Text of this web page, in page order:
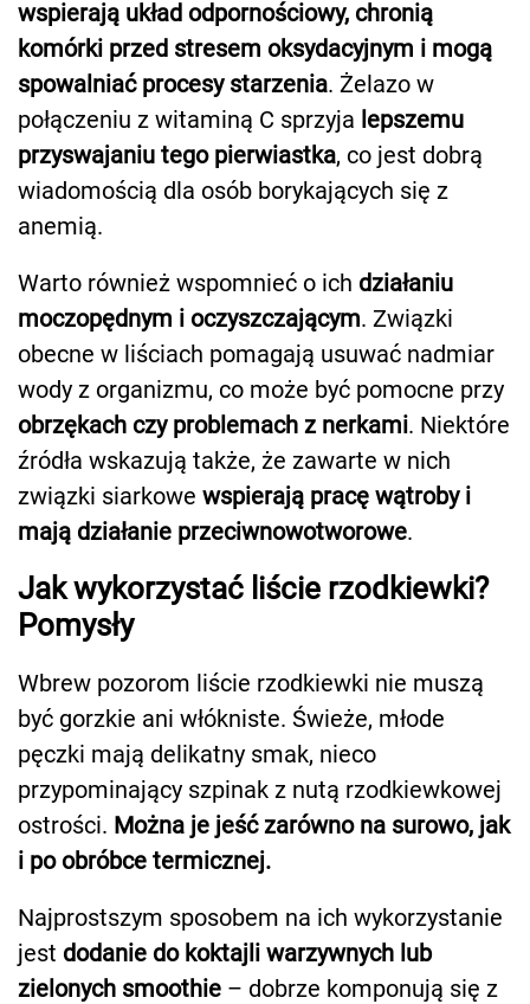
wspierają układ odpornościowy, chronią
komórki przed stresem oksydacyjnym i mogą
spowalniać procesy starzenia. Żelazo w
połączeniu z witaminą C sprzyja lepszemu
przyswajaniu tego pierwiastka, co jest dobrą
wiadomością dla osób borykających się z
anemią.
Warto również wspomnieć o ich działaniu
moczopędnym i oczyszczającym. Związki
obecne w liściach pomagają usuwać nadmiar
wody z organizmu, co może być pomocne przy
obrzękach czy problemach z nerkami. Niektóre
źródła wskazują także, że zawarte w nich
związki siarkowe wspierają pracę wątroby i
mają działanie przeciwnowotworowe.
Jak wykorzystać liście rzodkiewki?
Pomysły
Wbrew pozorom liście rzodkiewki nie muszą
być gorzkie ani włókniste. Świeże, młode
pęczki mają delikatny smak, nieco
przypominający szpinak z nutą rzodkiewkowej
ostrości. Można je jeść zarówno na surowo, jak
i po obróbce termicznej.
Najprostszym sposobem na ich wykorzystanie
jest dodanie do koktajli warzywnych lub
zielonych smoothie – dobrze komponują się z